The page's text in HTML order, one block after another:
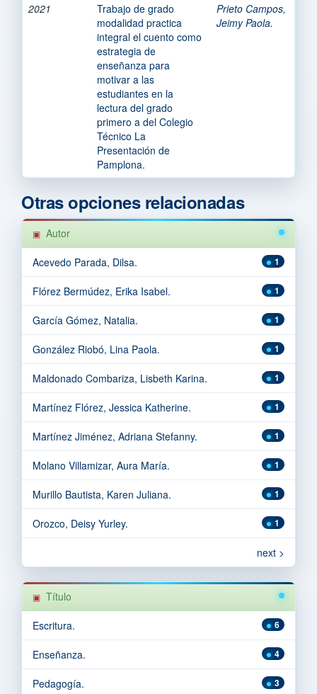
2021
Trabajo de grado
modalidad practica
integral el cuento como
estrategia de
enseñanza para
motivar a las
estudiantes en la
lectura del grado
primero a del Colegio
Técnico La
Presentación de
Pamplona.
Prieto Campos,
Jeimy Paola.
Otras opciones relacionadas
Autor
1
Acevedo Parada, Dilsa.
1
Flórez Bermúdez, Erika Isabel.
1
García Gómez, Natalia.
1
González Riobó, Lina Paola.
1
Maldonado Combariza, Lisbeth Karina.
1
Martínez Flórez, Jessica Katherine.
1
Martínez Jiménez, Adriana Stefanny.
1
Molano Villamizar, Aura María.
1
Murillo Bautista, Karen Juliana.
1
Orozco, Deisy Yurley.
next >
Título
6
Escritura.
4
Enseñanza.
3
Pedagogía.